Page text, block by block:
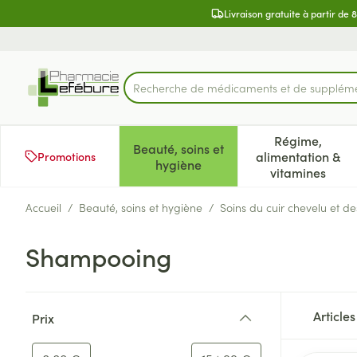
Livraison gratuite à partir de
Rechercher
Recherche de médicament
Promotions
Beauté, soins et
hygièneAfficher le sous-menu pour la
Régime,
alimentation &
vitamines
Afficher
Accueil / Beauté, soins et hygiène / Soins du cuir chevelu et
Shampooing
Prix
Articles